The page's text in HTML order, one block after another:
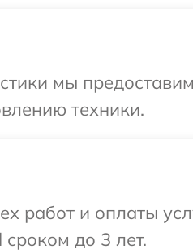
мы
техники.
работ и оплаты
до 3 лет.